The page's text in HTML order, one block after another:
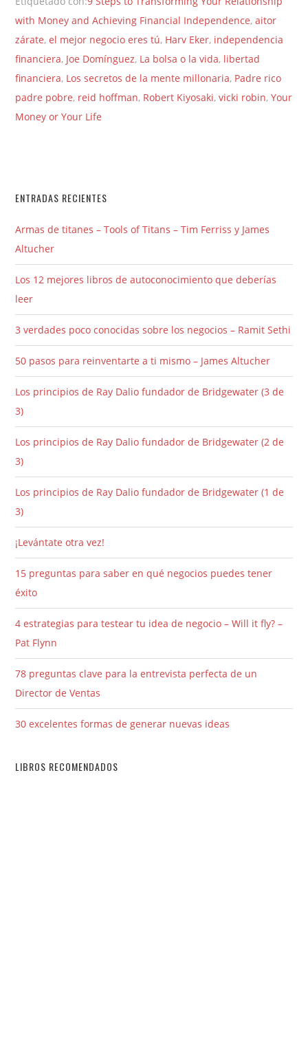
with Money and Achieving Financial Independence,aitor
zárate,el mejor negocio eres tú, Harv Eker, independencia
financiera, Joe Domínguez, La bolsa o la vida, libertad
financiera, Los secretos de la mente millonaria, Padre rico
padre pobre, reid hoffman, Robert Kiyosaki,vicki robin,Your
Money or Your Life
ENTRADAS RECIENTES
Armas de titanes – Tools of Titans – Tim Ferriss y James
Altucher
Los 12 mejores libros de autoconocimiento que deberías
leer
3 verdades poco conocidas sobre los negocios – Ramit Sethi
50 pasos para reinventarte a ti mismo – James Altucher
Los principios de Ray Dalio fundador de Bridgewater (3 de
3)
Los principios de Ray Dalio fundador de Bridgewater (2 de
3)
Los principios de Ray Dalio fundador de Bridgewater (1 de
3)
¡Levántate otra vez!
15 preguntas para saber en qué negocios puedes tener
éxito
4 estrategias para testear tu idea de negocio – Will it fly? –
Pat Flynn
78 preguntas clave para la entrevista perfecta de un
Director de Ventas
30 excelentes formas de generar nuevas ideas
LIBROS RECOMENDADOS